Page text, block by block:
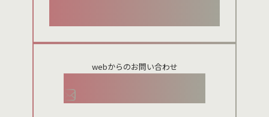
webからのお問い合わせ